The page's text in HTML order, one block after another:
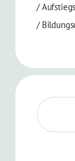
/
/